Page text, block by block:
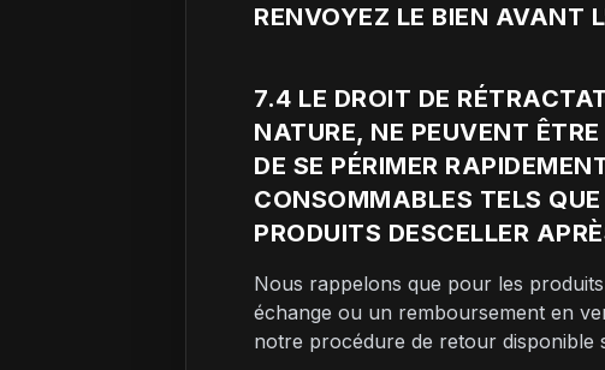
RENVOYEZ LE BIEN AVANT
7.4 LE DROIT DE
NATURE, NE PEUVENT
DE SE PÉRIMER
CONSOMMABLES TELS
PRODUITS DESCELLER
Nous rappelons que pour les
échange ou un remboursement en
notre procédure de retour disponible